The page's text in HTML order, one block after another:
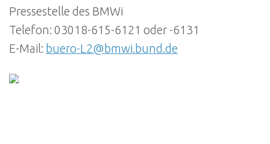
Pressestelle des BMWi
Telefon: 03018-615-6121 oder -6131
E-Mail: buero-L2@bmwi.bund.de